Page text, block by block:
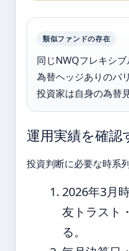
類似ファンドの存在
同じNWQフレキシ
為替ヘッジありのバ
投資家は自身の為替
運用実績を確認
投資判断に必要な時系
2026年3月
友トラスト
る。